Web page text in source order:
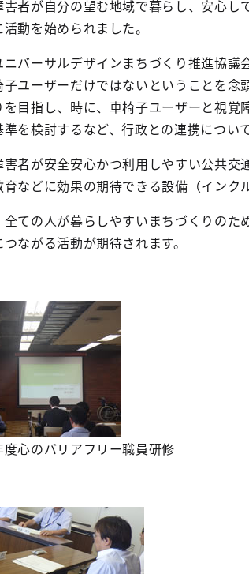
者が自分の望む地域で暮らし、安心し
動を始められました。
バーサルデザインまちづくり推進協議
子ユーザーだけではないということを
を目指し、時に、車椅子ユーザーと視
を検討するなど、行政との連携につい
者が安全安心かつ利用しやすい公共交
などに効果の期待できる設備（インク
ての人が暮らしやすいまちづくりのた
ながる活動が期待されます。
心のバリアフリー職員研修